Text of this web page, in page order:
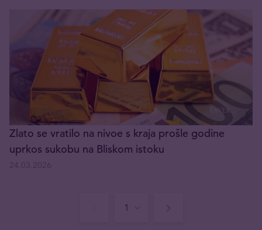
Zlato se vratilo na nivoe s kraja prošle godine
uprkos sukobu na Bliskom istoku